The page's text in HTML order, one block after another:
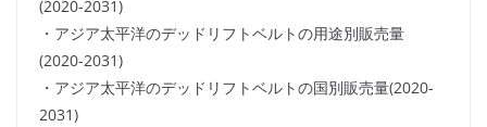
(2020-2031)
・アジア太平洋のデッドリフトベルトの用途別販売量
(2020-2031)
・アジア太平洋のデッドリフトベルトの国別販売量(2020-
2031)